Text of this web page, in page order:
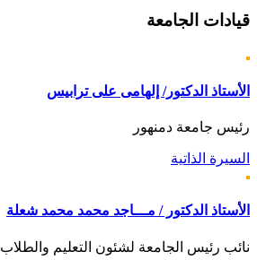
قيادات الجامعة
الأستاذ الدكتور/ إلهامى على ترابيس
رئيس جامعة دمنهور
السيرة الذاتية
الأستاذ الدكتور / مـــاجد محمد محمد شعلة
نائب رئيس الجامعة لشئون التعليم والطلاب